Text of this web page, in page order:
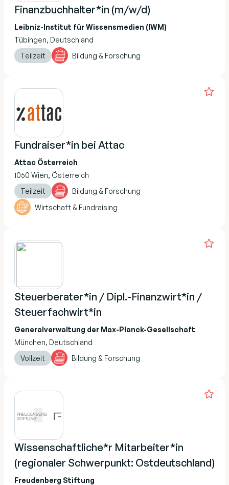
Finanzbuchhalter*in (m/w/d)
Leibniz-Institut für Wissensmedien (IWM)
Tübingen, Deutschland
Teilzeit
Bildung & Forschung
Fundraiser*in bei Attac
Attac Österreich
1050 Wien, Österreich
Teilzeit
Bildung & Forschung
Wirtschaft & Fundraising
Steuerberater*in / Dipl.-Finanzwirt*in /
Steuerfachwirt*in
Generalverwaltung der Max-Planck-Gesellschaft
München, Deutschland
Vollzeit
Bildung & Forschung
Wissenschaftliche*r Mitarbeiter*in
(regionaler Schwerpunkt: Ostdeutschland)
Freudenberg Stiftung